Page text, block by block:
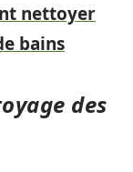
nettoyer
bains
des